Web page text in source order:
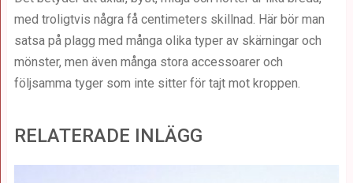
med troligtvis några få centimeters skillnad. Här bör man
satsa på plagg med många olika typer av skärningar och
mönster, men även många stora accessoarer och
följsamma tyger som inte sitter för tajt mot kroppen.
RELATERADE INLÄGG